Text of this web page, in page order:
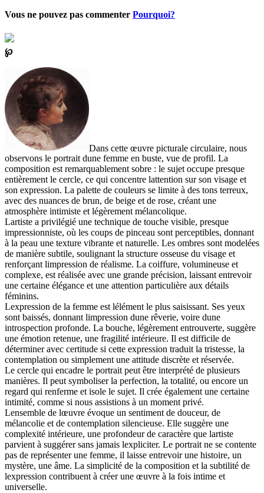
Vous ne pouvez pas commenter Pourquoi?
℘
Dans cette œuvre picturale circulaire, nous
observons le portrait dune femme en buste, vue de profil. La
composition est remarquablement sobre : le sujet occupe presque
entièrement le cercle, ce qui concentre lattention sur son visage et
son expression. La palette de couleurs se limite à des tons terreux,
avec des nuances de brun, de beige et de rose, créant une
atmosphère intimiste et légèrement mélancolique.
Lartiste a privilégié une technique de touche visible, presque
impressionniste, où les coups de pinceau sont perceptibles, donnant
à la peau une texture vibrante et naturelle. Les ombres sont modelées
de manière subtile, soulignant la structure osseuse du visage et
renforçant limpression de réalisme. La coiffure, volumineuse et
complexe, est réalisée avec une grande précision, laissant entrevoir
une certaine élégance et une attention particulière aux détails
féminins.
Lexpression de la femme est lélément le plus saisissant. Ses yeux
sont baissés, donnant limpression dune rêverie, voire dune
introspection profonde. La bouche, légèrement entrouverte, suggère
une émotion retenue, une fragilité intérieure. Il est difficile de
déterminer avec certitude si cette expression traduit la tristesse, la
contemplation ou simplement une attitude discrète et réservée.
Le cercle qui encadre le portrait peut être interprété de plusieurs
manières. Il peut symboliser la perfection, la totalité, ou encore un
regard qui renferme et isole le sujet. Il crée également une certaine
intimité, comme si nous assistions à un moment privé.
Lensemble de lœuvre évoque un sentiment de douceur, de
mélancolie et de contemplation silencieuse. Elle suggère une
complexité intérieure, une profondeur de caractère que lartiste
parvient à suggérer sans jamais lexpliciter. Le portrait ne se contente
pas de représenter une femme, il laisse entrevoir une histoire, un
mystère, une âme. La simplicité de la composition et la subtilité de
lexpression contribuent à créer une œuvre à la fois intime et
universelle.